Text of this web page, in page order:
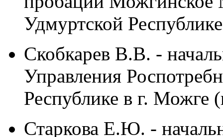
Удмуртской
Скобкарев В.В. -
Управления
Республике в г. Можге
Старкова Е.Ю. -